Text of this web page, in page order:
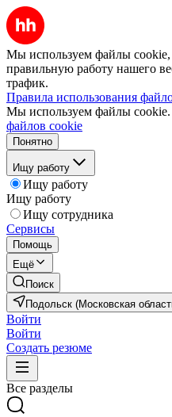
Мы используем файлы cookie,
правильную работу нашего
трафик.
Правила использования
Мы используем файлы cookie.
файлов cookie
Понятно
Ищу работу
Ищу работу
Ищу работу
Ищу сотрудника
Сервисы
Помощь
Ещё
Поиск
Подольск (Московская
Войти
Войти
Создать резюме
Все разделы